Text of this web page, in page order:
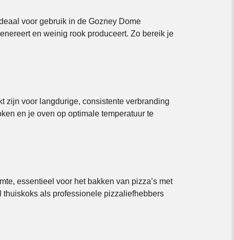
voor gebruik in de Gozney Dome
en weinig rook produceert. Zo bereik je
zijn voor langdurige, consistente verbranding
en je oven op optimale temperatuur te
essentieel voor het bakken van pizza’s met
als professionele pizzaliefhebbers